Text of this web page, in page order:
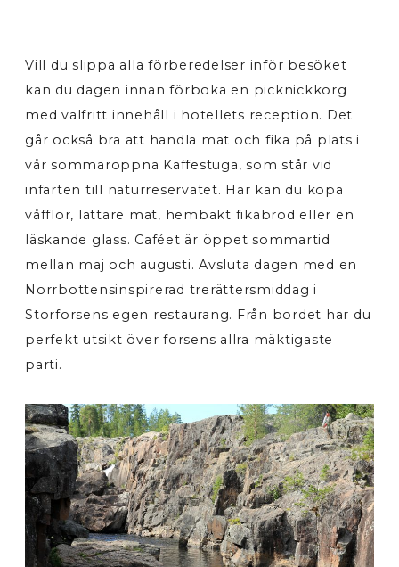
Vill du slippa alla förberedelser inför besöket
kan du dagen innan förboka en picknickkorg
med valfritt innehåll i hotellets reception. Det
går också bra att handla mat och fika på plats i
vår sommaröppna Kaffestuga, som står vid
infarten till naturreservatet. Här kan du köpa
våfflor, lättare mat, hembakt fikabröd eller en
läskande glass. Caféet är öppet sommartid
mellan maj och augusti. Avsluta dagen med en
Norrbottensinspirerad trerättersmiddag i
Storforsens egen restaurang. Från bordet har du
perfekt utsikt över forsens allra mäktigaste
parti.